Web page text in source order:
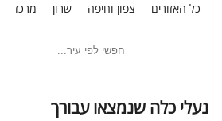
כל האזורים צפון וחיפה שרון מרכז
נעלי כלה שנמצאו עבורך